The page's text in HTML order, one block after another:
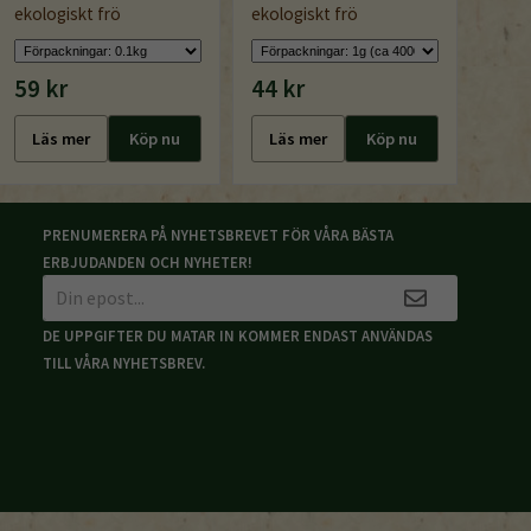
ekologiskt frö
59 kr
Läs mer Köp nu
ekologiskt frö
44 kr
Läs mer Köp nu
PRENUMERERA PÅ NYHETSBREVET FÖR VÅRA BÄSTA
ERBJUDANDEN OCH NYHETER!
DE UPPGIFTER DU MATAR IN KOMMER ENDAST ANVÄNDAS
TILL VÅRA NYHETSBREV.